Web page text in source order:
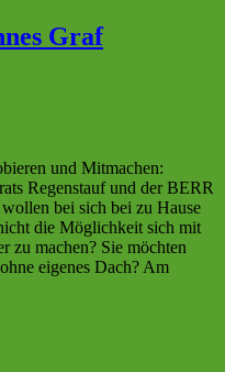
Graf
und Mitmachen:
Regenstauf und der BERR
bei sich bei zu Hause
die Möglichkeit sich mit
zu machen? Sie möchten
eigenes Dach? Am